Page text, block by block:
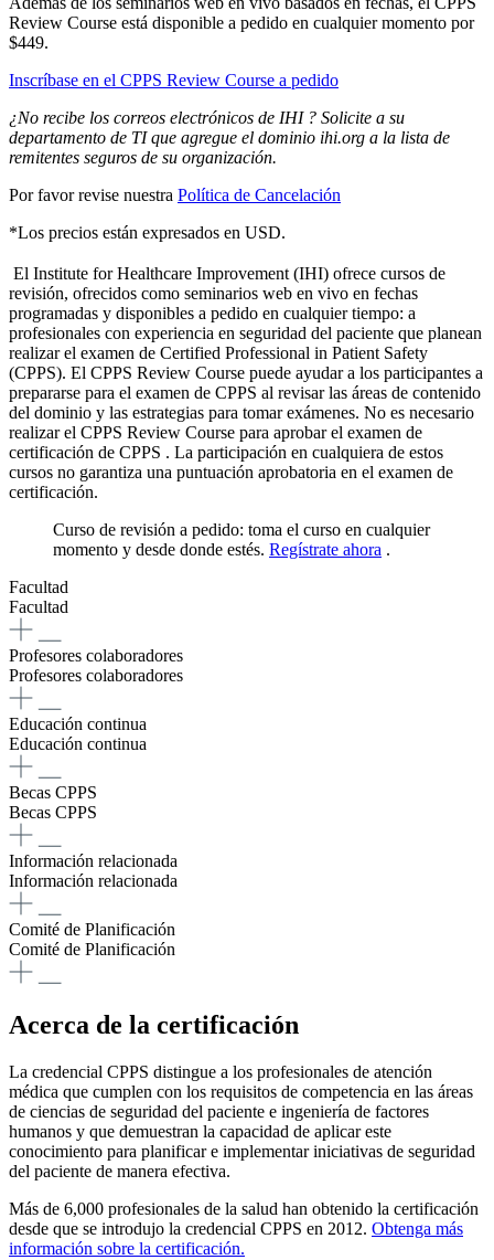
Review Course está disponible a pedido en cualquier momento por
$449.
Inscríbase en el CPPS Review Course a pedido
¿No recibe los correos electrónicos de IHI ? Solicite a su
departamento de TI que agregue el dominio ihi.org a la lista de
remitentes seguros de su organización.
Por favor revise nuestra Política de Cancelación
*Los precios están expresados ​​en USD.
​​​​​​​​​​​​​​​​​​​​​​​​​​​​​​​​​​​​​​​​​​​​​​​​​​ El Institute for Healthcare Improvement (IHI) ofrece cursos de
revisión, ofrecidos como seminarios web en vivo en fechas
programadas y disponibles a pedido en cualquier tiempo: a
profesionales con experiencia en seguridad del paciente que planean
realizar el examen de Certified Professional in Patient Safety
(CPPS). El CPPS Review Course puede ayudar a los participantes a
prepararse para el examen de CPPS al revisar las áreas de contenido
del dominio y las estrategias para tomar exámenes. No es necesario
realizar el CPPS Review Course para aprobar el examen de
certificación de CPPS . La participación en cualquiera de estos
cursos no garantiza una puntuación aprobatoria en el examen de
certificación.
Curso de revisión a pedido: toma el curso en cualquier
momento y desde donde estés. Regístrate ahora .
Facultad
Facultad
Profesores colaboradores
Profesores colaboradores
Educación continua
Educación continua
Becas CPPS
Becas CPPS
Información relacionada
Información relacionada
Comité de Planificación
Comité de Planificación
Acerca de la certificación
La credencial CPPS distingue a los profesionales de atención
médica que cumplen con los requisitos de competencia en las áreas
de ciencias de seguridad del paciente e ingeniería de factores
humanos y que demuestran la capacidad de aplicar este
conocimiento para planificar e implementar iniciativas de seguridad
del paciente de manera efectiva.
Más de 6,000 profesionales de la salud han obtenido la certificación
desde que se introdujo la credencial CPPS en 2012. Obtenga más
información sobre la certificación.